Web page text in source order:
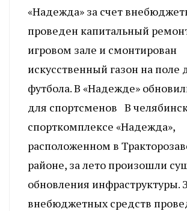
«Надежда» за счет
проведен капитальный
игровом зале и смонтирован
искусственный газон на поле
футбола. В «Надежде»
для спортсменов В
спорткомплексе «Надежда»,
расположенном в
районе, за лето произошли
обновления инфраструктуры.
внебюджетных средств